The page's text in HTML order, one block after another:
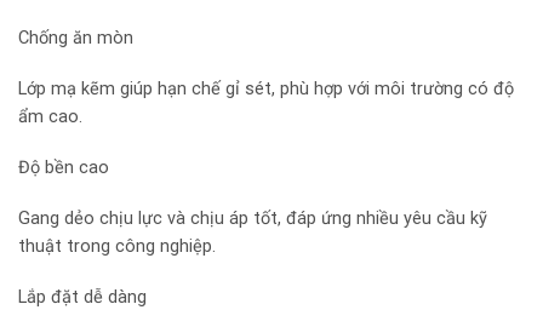
Chống ăn mòn
Lớp mạ kẽm giúp hạn chế gỉ sét, phù hợp với môi trường có độ
ẩm cao.
Độ bền cao
Gang dẻo chịu lực và chịu áp tốt, đáp ứng nhiều yêu cầu kỹ
thuật trong công nghiệp.
Lắp đặt dễ dàng